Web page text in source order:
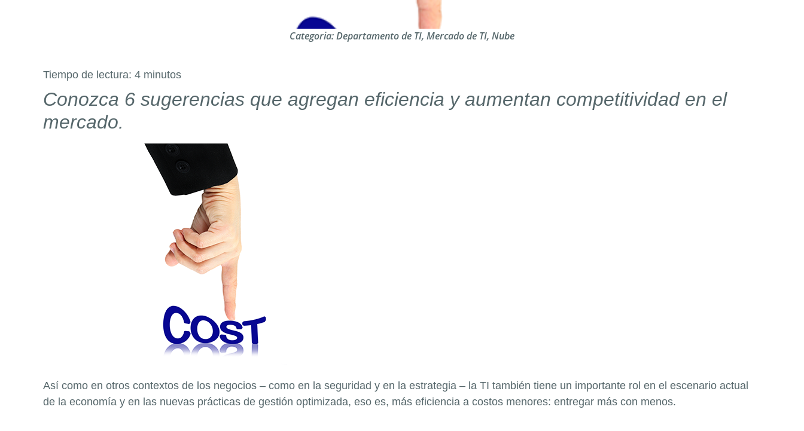
Categoria:Departamento de TI, Mercado de TI, Nube
Tiempo de lectura: 4 minutos
Conozca 6 sugerencias que agregan eficiencia y aumentan competitividad en el
mercado.
Así como en otros contextos de los negocios – como en la seguridad y en la estrategia – la TI también tiene un importante rol en el escenario actual
de la economía y en las nuevas prácticas de gestión optimizada, eso es, más eficiencia a costos menores: entregar más con menos.